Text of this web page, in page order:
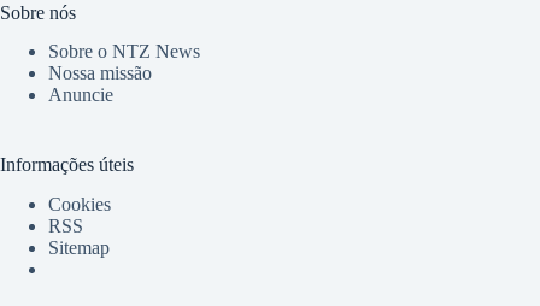
Sobre nós
Sobre o NTZ News
Nossa missão
Anuncie
Informações úteis
Cookies
RSS
Sitemap